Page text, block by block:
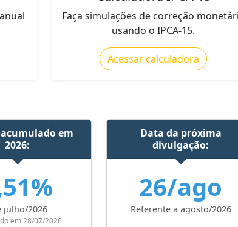
Faça simulações de correção
usando o IPCA-15.
Acessar calculadora
acumulado em
2026:
julho/2026
em 28/07/2026
Data da próxima
divulgação:
26/ago
Referente a agosto/2026